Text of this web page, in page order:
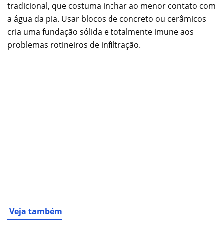
tradicional, que costuma inchar ao menor contato com
a água da pia. Usar blocos de concreto ou cerâmicos
cria uma fundação sólida e totalmente imune aos
problemas rotineiros de infiltração.
Veja também